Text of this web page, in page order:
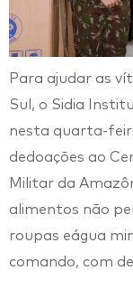
Para ajudar as
Sul, o Sidia
nesta quarta-
dedoações ao
Militar da
alimentos não
roupas eágua
comando, com